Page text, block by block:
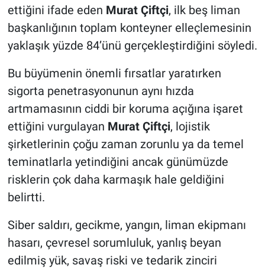
ettiğini ifade eden Murat Çiftçi, ilk beş liman
başkanlığının toplam konteyner elleçlemesinin
yaklaşık yüzde 84’ünü gerçekleştirdiğini söyledi.
Bu büyümenin önemli fırsatlar yaratırken
sigorta penetrasyonunun aynı hızda
artmamasının ciddi bir koruma açığına işaret
ettiğini vurgulayan Murat Çiftçi, lojistik
şirketlerinin çoğu zaman zorunlu ya da temel
teminatlarla yetindiğini ancak günümüzde
risklerin çok daha karmaşık hale geldiğini
belirtti.
Siber saldırı, gecikme, yangın, liman ekipmanı
hasarı, çevresel sorumluluk, yanlış beyan
edilmiş yük, savaş riski ve tedarik zinciri